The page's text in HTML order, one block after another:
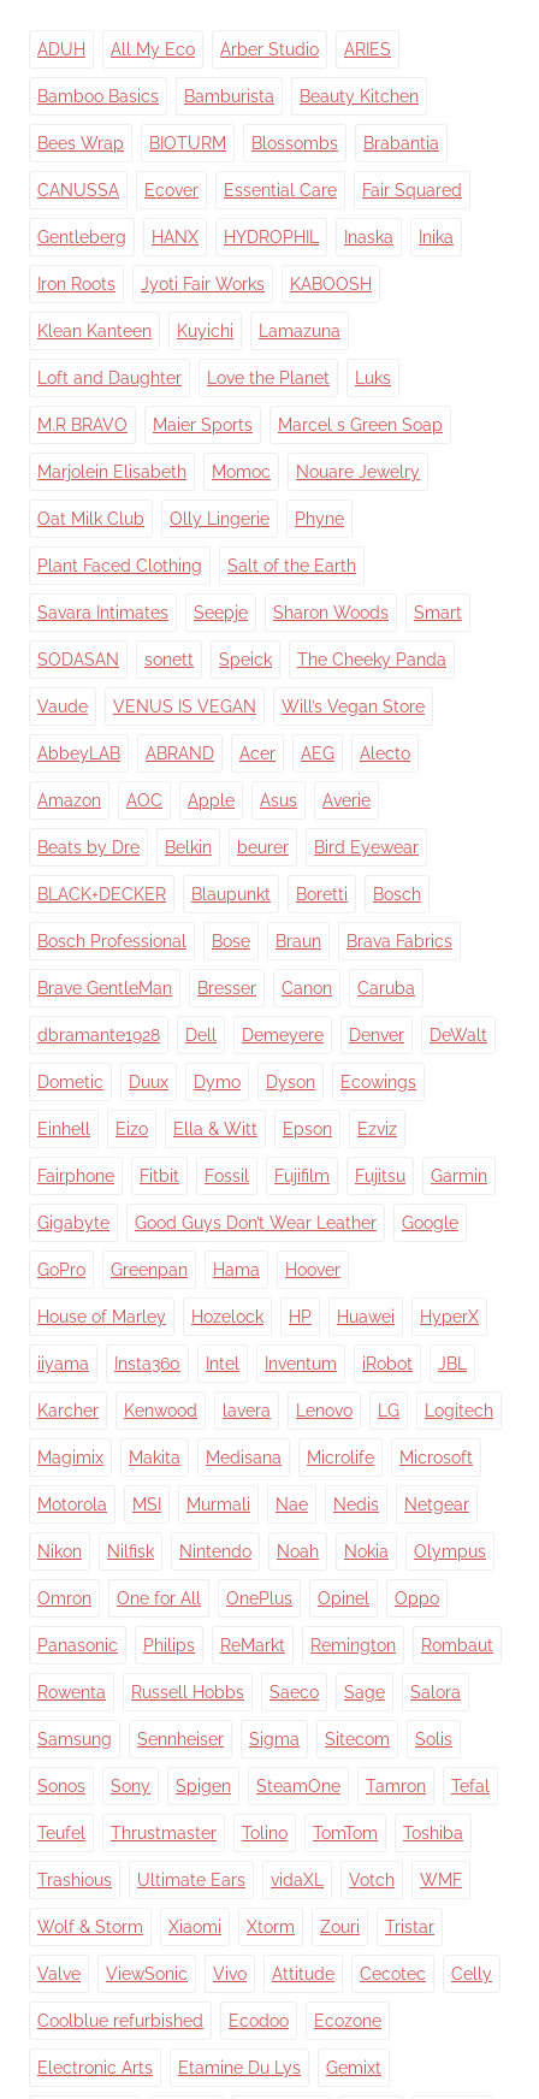
ADUH All My Eco Arber Studio ARIES
Bamboo Basics Bamburista Beauty Kitchen
Bees Wrap BIOTURM Blossombs Brabantia
CANUSSA Ecover Essential Care Fair Squared
Gentleberg HANX HYDROPHIL Inaska Inika
Iron Roots Jyoti Fair Works KABOOSH
Klean Kanteen Kuyichi Lamazuna
Loft and Daughter Love the Planet Luks
M.R BRAVO Maier Sports Marcel s Green Soap
Marjolein Elisabeth Momoc Nouare Jewelry
Oat Milk Club Olly Lingerie Phyne
Plant Faced Clothing Salt of the Earth
Savara Intimates Seepje Sharon Woods Smart
SODASAN sonett Speick The Cheeky Panda
Vaude VENUS IS VEGAN Will’s Vegan Store
AbbeyLAB ABRAND Acer AEG Alecto
Amazon AOC Apple Asus Averie
Beats by Dre Belkin beurer Bird Eyewear
BLACK+DECKER Blaupunkt Boretti Bosch
Bosch Professional Bose Braun Brava Fabrics
Brave GentleMan Bresser Canon Caruba
dbramante1928 Dell Demeyere Denver DeWalt
Dometic Duux Dymo Dyson Ecowings
Einhell Eizo Ella & Witt Epson Ezviz
Fairphone Fitbit Fossil Fujifilm Fujitsu Garmin
Gigabyte Good Guys Don’t Wear Leather Google
GoPro Greenpan Hama Hoover
House of Marley Hozelock HP Huawei HyperX
iiyama Insta360 Intel Inventum iRobot JBL
Karcher Kenwood lavera Lenovo LG Logitech
Magimix Makita Medisana Microlife Microsoft
Motorola MSI Murmali Nae Nedis Netgear
Nikon Nilfisk Nintendo Noah Nokia Olympus
Omron One for All OnePlus Opinel Oppo
Panasonic Philips ReMarkt Remington Rombaut
Rowenta Russell Hobbs Saeco Sage Salora
Samsung Sennheiser Sigma Sitecom Solis
Sonos Sony Spigen SteamOne Tamron Tefal
Teufel Thrustmaster Tolino TomTom Toshiba
Trashious Ultimate Ears vidaXL Votch WMF
Wolf & Storm Xiaomi Xtorm Zouri Tristar
Valve ViewSonic Vivo Attitude Cecotec Celly
Coolblue refurbished Ecodoo Ecozone
Electronic Arts Etamine Du Lys Gemixt